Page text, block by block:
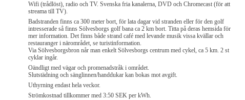
Wifi (trådlöst), radio och TV. Svenska fria kanalerna, DVD och Chromecast (för att
streama till TV).
Badstranden finns ca 300 meter bort, för lata dagar vid stranden eller för den golf
intresserade så finns Sölvesborgs golf bana ca 2 km bort. Titta på deras hemsida för
mer information. Det finns både strand café med levande musik vissa kvällar och
restauranger i närområdet, se turistinformation.
Via Sölvesborgsbron når man enkelt Sölvesborgs centrum med cykel, ca 5 km. 2 st
cyklar ingår.
Oändligt med vägar och promenadstråk i området.
Slutstädning och sänglinnen/handdukar kan bokas mot avgift.
Uthyrning endast hela veckor.
Strömkostnad tillkommer med 3:50 SEK per kWh.